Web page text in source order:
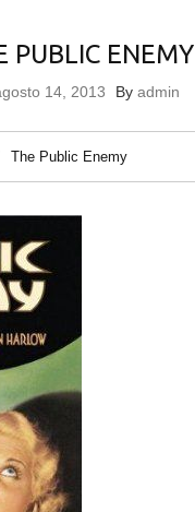
PUBLIC ENEMY
14, 2013 By admin
The Public Enemy